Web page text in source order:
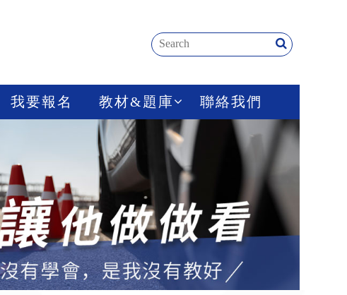
我要報名 教材&題庫 聯絡我們